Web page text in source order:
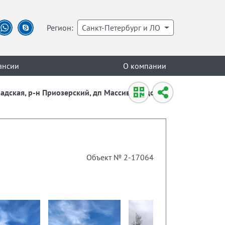
Регион: Санкт-Петербург и ЛО
О компании
р-н Приозерский, дп Массив Бойцово,
Объект № 2-17064